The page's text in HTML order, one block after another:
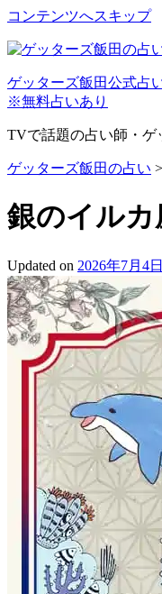
コンテンツへスキップ
ゲッターズ飯田公式占
※無料占いあり
TVで話題の占い師・ゲ
ゲッターズ飯田の占い >
銀のイルカ
Updated on 2026年7月4日